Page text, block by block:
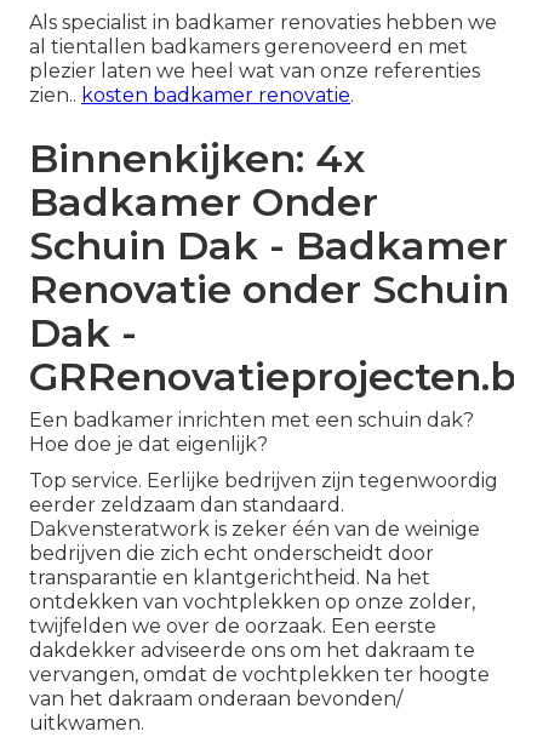
Als specialist in badkamer renovaties hebben we
al tientallen badkamers gerenoveerd en met
plezier laten we heel wat van onze referenties
zien.. kosten badkamer renovatie.
Binnenkijken: 4x
Badkamer Onder
Schuin Dak - Badkamer
Renovatie onder Schuin
Dak -
GRRenovatieprojecten.be
Een badkamer inrichten met een schuin dak?
Hoe doe je dat eigenlijk?
Top service. Eerlijke bedrijven zijn tegenwoordig
eerder zeldzaam dan standaard.
Dakvensteratwork is zeker één van de weinige
bedrijven die zich echt onderscheidt door
transparantie en klantgerichtheid. Na het
ontdekken van vochtplekken op onze zolder,
twijfelden we over de oorzaak. Een eerste
dakdekker adviseerde ons om het dakraam te
vervangen, omdat de vochtplekken ter hoogte
van het dakraam onderaan bevonden/
uitkwamen.